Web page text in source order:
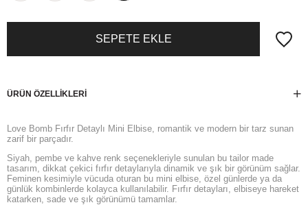
ÜRÜN ÖZELLIKLERI
Love Bomb Fırfır Detaylı Mini Elbise, romantik ve modern bir tarz sunan
zarif bir parçadır.
Siyah, pembe ve kahve renk seçenekleriyle sunulan bu tailor made
tasarım, dikkat çekici fırfır detaylarıyla dinamik ve şık bir görünüm sağlar.
Feminen kesimiyle vücuda oturan bu mini elbise, özel günlerde ya da
günlük kombinlerde kolayca kullanılabilir. Fırfır detayları, elbiseye hareket
katarken, sade ve şık görünümü tamamlar.